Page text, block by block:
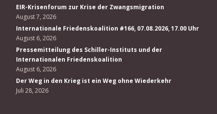
EIR-Krisenforum zur Krise der Zwangsmigration
August 7, 2026
Internationale Friedenskoalition #166, 07.08.2026, 17.00 Uhr
August 6, 2026
Pressemitteilung des Schiller-Instituts und der
Internationalen Friedenskoalition
August 6, 2026
Der Weg in den Krieg ist ein Weg ohne Wiederkehr
Juli 28, 2026